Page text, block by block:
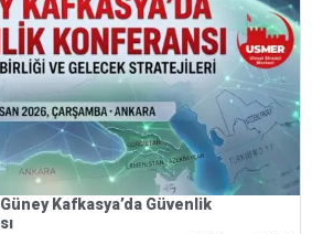
Kafkasya’da Güvenlik